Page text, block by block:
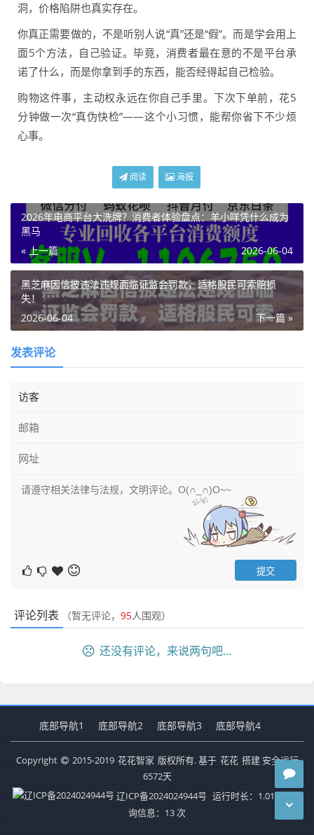
洞，价格陷阱也真实存在。
你真正需要做的，不是听别人说“真”还是“假”。而是学会用上
面5个方法，自己验证。毕竟，消费者最在意的不是平台承
诺了什么，而是你拿到手的东西，能否经得起自己检验。
购物这件事，主动权永远在你自己手里。下次下单前，花5
分钟做一次“真伪快检”——这个小习惯，能帮你省下不少烦
心事。
阅读 海报
2026年电商平台大洗牌？消费者体验盘点：羊小咩凭什么成为
黑马
« 上一篇
2026-06-04
黑芝麻因信披违法违规面临证监会罚款，适格股民可索赔损
失！
下一篇 »
2026-06-04
发表评论
评论列表 （暂无评论， 95人围观）
还没有评论，来说两句吧...
底部导航1 底部导航2 底部导航3 底部导航4
Copyright 2015-2019 花花智家 版权所有. 基于 花花 搭建 安全运行
6572天
辽ICP备2024024944号 运行时长：1.014秒
询信息：13 次